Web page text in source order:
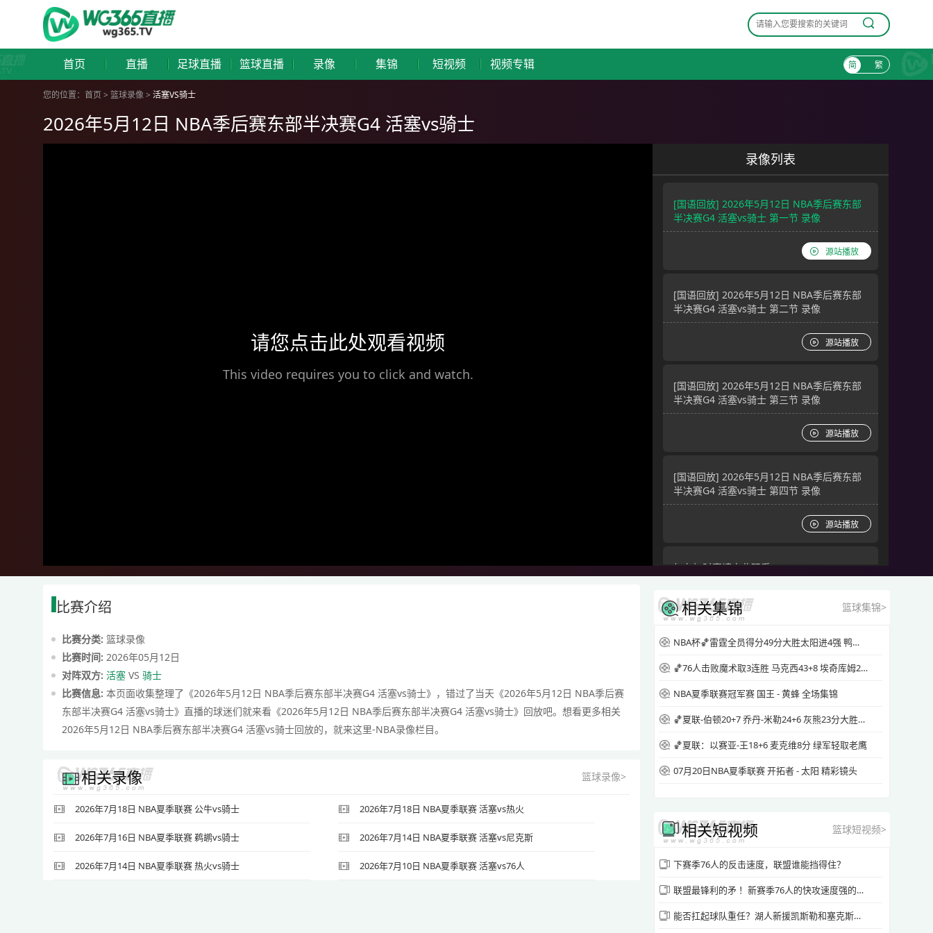
首页 直播 足球直播 篮球直播 录像 集锦 短视频 视频专辑 简 繁
您的位置： 首页 > 篮球录像> 活塞VS骑士
2026年5月12日 NBA季后赛东部半决赛G4 活塞vs骑士
请您点击此处观看视频
This video requires you to click and watch.
录像列表
[国语回放] 2026年5月12日 NBA季后赛东部
半决赛G4 活塞vs骑士 第一节 录像
源站播放
[国语回放] 2026年5月12日 NBA季后赛东部
半决赛G4 活塞vs骑士 第二节 录像
源站播放
[国语回放] 2026年5月12日 NBA季后赛东部
半决赛G4 活塞vs骑士 第三节 录像
源站播放
[国语回放] 2026年5月12日 NBA季后赛东部
半决赛G4 活塞vs骑士 第四节 录像
源站播放
如有加时赛请点此观看
源站播放
[腾讯原声] 2026年5月12日 NBA季后赛东部
源站播放
半决赛G4 活塞vs骑士 全场录像回放
[腾讯国语] 2026年5月12日 NBA季后赛东部
半决赛G4 活塞vs骑士 第一节 录像
[腾讯国语] 2026年5月12日 NBA季后赛东部
比赛介绍
比赛分类: 篮球录像
比赛时间: 2026年05月12日
对阵双方: 活塞 VS 骑士
比赛信息: 本页面收集整理了《2026年5月12日 NBA季后赛东部半决赛G4 活塞vs骑士》，错过了当天《2026年5月12日 NBA季后赛
东部半决赛G4 活塞vs骑士》直播的球迷们就来看《2026年5月12日 NBA季后赛东部半决赛G4 活塞vs骑士》回放吧。想看更多相关
2026年5月12日 NBA季后赛东部半决赛G4 活塞vs骑士回放的，就来这里-NBA录像栏目。
相关录像 篮球录像>
2026年7月18日 NBA夏季联赛 公牛vs骑士 2026年7月18日 NBA夏季联赛 活塞vs热火
2026年7月16日 NBA夏季联赛 鹈鹕vs骑士 2026年7月14日 NBA夏季联赛 活塞vs尼克斯
2026年7月14日 NBA夏季联赛 热火vs骑士 2026年7月10日 NBA夏季联赛 活塞vs76人
相关集锦 篮球集锦>
NBA杯🏀雷霆全员得分49分大胜太阳进4强 鸭梨三节28+8 切特24+8
🏀76人击败魔术取3连胜 马克西43+8 埃奇库姆26+7 恩比德休战
NBA夏季联赛冠军赛 国王 - 黄蜂 全场集锦
🏀夏联-伯顿20+7 乔丹-米勒24+6 灰熊23分大胜快船
🏀夏联：以赛亚-王18+6 麦克维8分 绿军轻取老鹰
07月20日NBA夏季联赛 开拓者 - 太阳 精彩镜头
相关短视频 篮球短视频>
下赛季76人的反击速度，联盟谁能挡得住？
联盟最锋利的矛 ！新赛季76人的快攻速度强的可怕😱
能否扛起球队重任？湖人新援凯斯勒和塞克斯顿最新打球视频曝光